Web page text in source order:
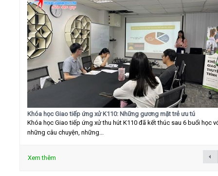
Khóa học Giao tiếp ứng xử K110: Những gương mặt trẻ ưu tú
Khóa học Giao tiếp ứng xử thu hút K110 đã kết thúc sau 6 buổi học
những câu chuyện, những...
Xem thêm